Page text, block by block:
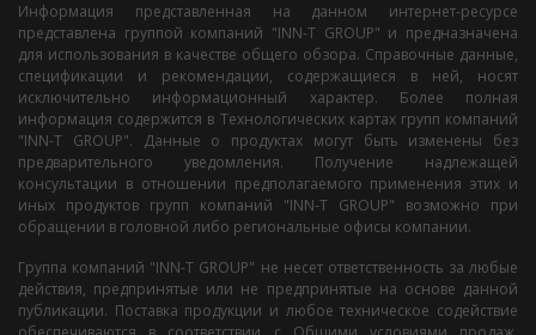
Информация представленная на данном интернет-ресурсе
представлена группой компаний "INN-T GROUP" и предназначена
для использования в качестве общего обзора. Справочные данные,
спецификации и рекомендации, содержащиеся в ней, носят
исключительно информационный характер. Более полная
информация содержится в Технологических картах групп компаний
"INN-T GROUP". Данные о продуктах могут быть изменены без
предварительного уведомления. Получение надлежащей
консультации в отношении предполагаемого применения этих и
иных продуктов групп компаний "INN-T GROUP" возможно при
обращении в головной либо региональные офисы компании.
Группа компаний "INN-T GROUP" не несет ответственность за любые
действия, предпринятые или не предпринятые на основе данной
публикации. Поставка продукции и любое техническое содействие